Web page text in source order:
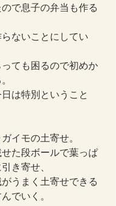
で息子の弁当も作る
ないことにしてい
ても困るので初めか
は特別ということ
イモの土寄せ。
た段ボールで葉っぱ
き寄せ、
うまく土寄せできる
でいく。